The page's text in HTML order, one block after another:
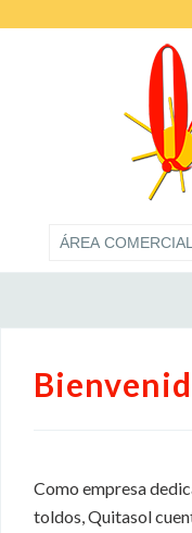
Como empresa
toldos, Quitasol